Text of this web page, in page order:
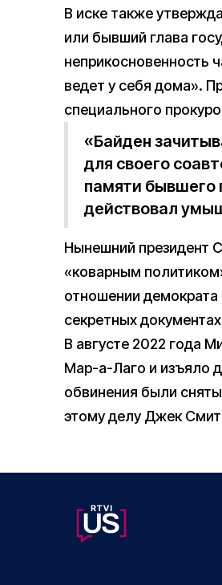
В иске также
или бывший глава
неприкосновенность
ведет у себя дома».
специального
«Байден
для своего
памяти бывшего
действовал
Нынешний президент
«коварным
отношении
секретных
В августе 2022 года
Мар-а-Лаго и изъяло
обвинения были
этому делу Джек